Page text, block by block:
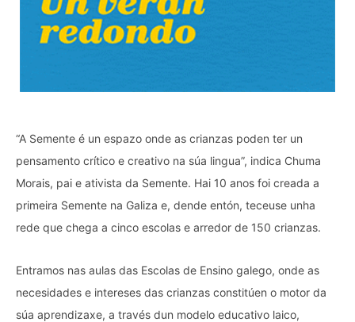
“A Semente é un espazo onde as crianzas poden ter un
pensamento crítico e creativo na súa lingua”, indica Chuma
Morais, pai e ativista da Semente. Hai 10 anos foi creada a
primeira Semente na Galiza e, dende entón, teceuse unha
rede que chega a cinco escolas e arredor de 150 crianzas.
Entramos nas aulas das Escolas de Ensino galego, onde as
necesidades e intereses das crianzas constitúen o motor da
súa aprendizaxe, a través dun modelo educativo laico,